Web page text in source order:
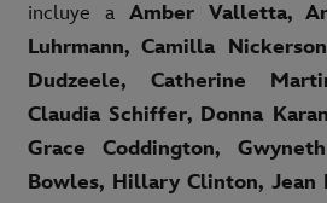
incluye a Amber Valletta,
Luhrmann, Camilla
Dudzeele, Catherine
Claudia Schiffer, Donna
Grace Coddington,
Bowles, Hillary Clinton, Jean